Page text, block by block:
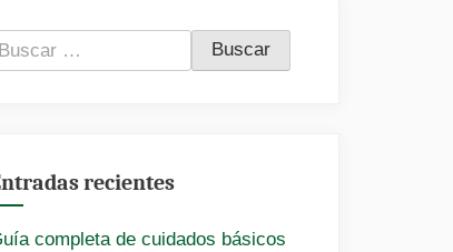
recientes
completa de cuidados básicos